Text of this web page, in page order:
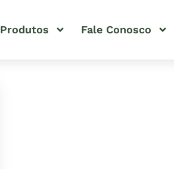
Produtos Fale Conosco